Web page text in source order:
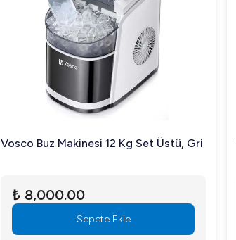
Vosco Buz Makinesi 12 Kg Set Üstü, Gri
₺ 8,000.00
Sepete Ekle